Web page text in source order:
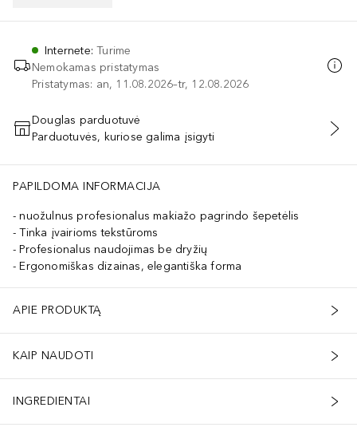
Internete:Turime
Nemokamas pristatymas
Pristatymas: an, 11.08.2026–tr, 12.08.2026
PRIDĖTI Į KREPŠELĮ
Douglas parduotuvė
Parduotuvės, kuriose galima įsigyti
PAPILDOMA INFORMACIJA
nuožulnus profesionalus makiažo pagrindo šepetėlis
Tinka įvairioms tekstūroms
Profesionalus naudojimas be dryžių
Ergonomiškas dizainas, elegantiška forma
APIE PRODUKTĄ
KAIP NAUDOTI
INGREDIENTAI